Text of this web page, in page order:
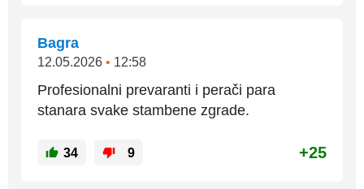
Bagra
12.05.2026 • 12:58
Profesionalni prevaranti i perači para
stanara svake stambene zgrade.
34 9 +25